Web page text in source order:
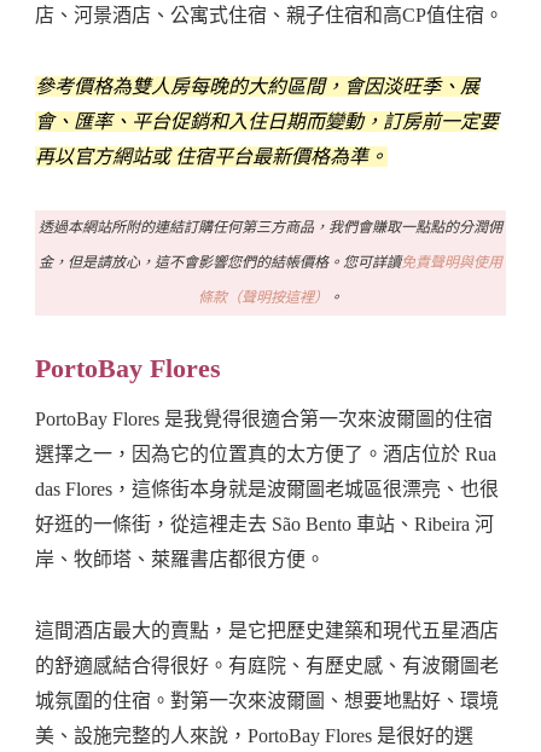
店、河景酒店、公寓式住宿、親子住宿和高CP值住宿。
參考價格為雙人房每晚的大約區間，會因淡旺季、展
會、匯率、平台促銷和入住日期而變動，訂房前一定要
再以官方網站或 住宿平台最新價格為準。
透過本網站所附的連結訂購任何第三方商品，我們會賺取一點點的分潤佣
金，但是請放心，這不會影響您們的結帳價格。您可詳讀免責聲明與使用
條款（聲明按這裡） 。
PortoBay Flores
PortoBay Flores 是我覺得很適合第一次來波爾圖的住宿
選擇之一，因為它的位置真的太方便了。酒店位於 Rua
das Flores，這條街本身就是波爾圖老城區很漂亮、也很
好逛的一條街，從這裡走去 São Bento 車站、Ribeira 河
岸、牧師塔、萊羅書店都很方便。
這間酒店最大的賣點，是它把歷史建築和現代五星酒店
的舒適感結合得很好。有庭院、有歷史感、有波爾圖老
城氛圍的住宿。對第一次來波爾圖、想要地點好、環境
美、設施完整的人來說，PortoBay Flores 是很好的選